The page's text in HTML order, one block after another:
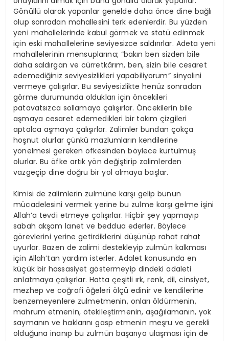
Gönüllü olarak yapanlar genelde daha önce dine bağlı
olup sonradan mahallesini terk edenlerdir. Bu yüzden
yeni mahallelerinde kabul görmek ve statü edinmek
için eski mahallelerine seviyesizce saldırırlar. Adeta yeni
mahallelerinin mensuplarına; “bakın ben sizden bile
daha saldırgan ve cürretkârım, ben, sizin bile cesaret
edemediğiniz seviyesizlikleri yapabiliyorum” sinyalini
vermeye çalışırlar. Bu seviyesizlikte henüz sonradan
görme durumunda oldukları için öncekileri
patavatsızca sollamaya çalışırlar. Öncekilerin bile
aşmaya cesaret edemedikleri bir takım çizgileri
aptalca aşmaya çalışırlar. Zalimler bundan çokça
hoşnut olurlar çünkü mazlumların kendilerine
yönelmesi gereken öfkesinden böylece kurtulmuş
olurlar. Bu öfke artık yön değiştirip zalimlerden
vazgeçip dine doğru bir yol almaya başlar.
Kimisi de zalimlerin zulmüne karşı gelip bunun
mücadelesini vermek yerine bu zulme karşı gelme işini
Allah’a tevdi etmeye çalışırlar. Hiçbir şey yapmayıp
sabah akşam lanet ve beddua ederler. Böylece
görevlerini yerine getirdiklerini düşünüp rahat rahat
uyurlar. Bazen de zalimi destekleyip zulmün kalkması
için Allah’tan yardım isterler. Adalet konusunda en
küçük bir hassasiyet göstermeyip dindeki adaleti
anlatmaya çalışırlar. Hatta çeşitli ırk, renk, dil, cinsiyet,
mezhep ve coğrafi öğeleri ölçü edinir ve kendilerine
benzemeyenlere zulmetmenin, onları öldürmenin,
mahrum etmenin, ötekileştirmenin, aşağılamanın, yok
saymanın ve haklarını gasp etmenin meşru ve gerekli
olduğuna inanıp bu zulmün başarıya ulaşması için de